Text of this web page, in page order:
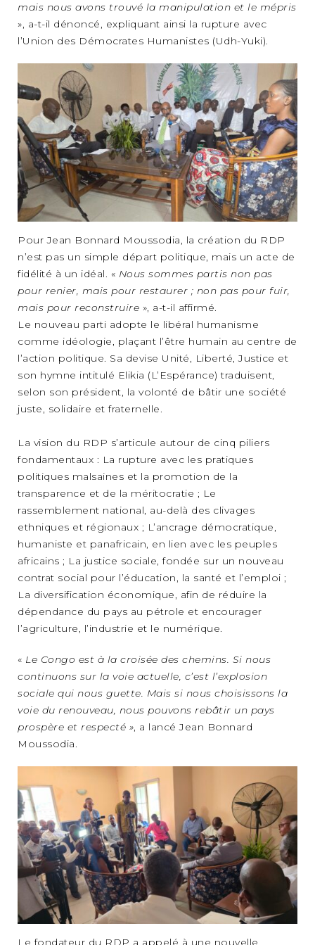
mais nous avons trouvé la manipulation et le mépris
», a-t-il dénoncé, expliquant ainsi la rupture avec
l’Union des Démocrates Humanistes (Udh-Yuki).
Pour Jean Bonnard Moussodia, la création du RDP
n’est pas un simple départ politique, mais un acte de
fidélité à un idéal. « Nous sommes partis non pas
pour renier, mais pour restaurer ; non pas pour fuir,
mais pour reconstruire », a-t-il affirmé.
Le nouveau parti adopte le libéral humanisme
comme idéologie, plaçant l’être humain au centre de
l’action politique. Sa devise Unité, Liberté, Justice et
son hymne intitulé Elikia (L’Espérance) traduisent,
selon son président, la volonté de bâtir une société
juste, solidaire et fraternelle.
La vision du RDP s’articule autour de cinq piliers
fondamentaux : La rupture avec les pratiques
politiques malsaines et la promotion de la
transparence et de la méritocratie ; Le
rassemblement national, au-delà des clivages
ethniques et régionaux ; L’ancrage démocratique,
humaniste et panafricain, en lien avec les peuples
africains ; La justice sociale, fondée sur un nouveau
contrat social pour l’éducation, la santé et l’emploi ;
La diversification économique, afin de réduire la
dépendance du pays au pétrole et encourager
l’agriculture, l’industrie et le numérique.
« Le Congo est à la croisée des chemins. Si nous
continuons sur la voie actuelle, c’est l’explosion
sociale qui nous guette. Mais si nous choisissons la
voie du renouveau, nous pouvons rebâtir un pays
prospère et respecté », a lancé Jean Bonnard
Moussodia.
Le fondateur du RDP a appelé à une nouvelle